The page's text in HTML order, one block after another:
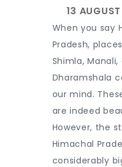
When you say
Pradesh,
Shimla, Manali,
Dharamshala
our mind.
are indeed
However, the
Himachal
considerably